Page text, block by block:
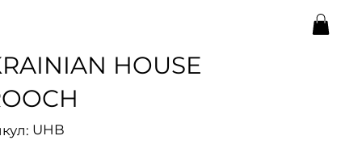
HOUSE
Артикул
UHB
UHB